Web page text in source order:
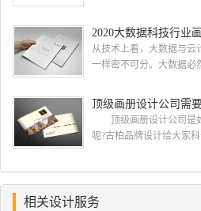
循哪些原则? 简洁画
设计公司 一、看公司
询企业注册资本与经营
2020大数据科技行业
从技术上看，大数据与云
一样密不可分。大数据必
数据挖掘。但它必须依托
库和云存储、虚拟化技术
科技行业画册设计项目
顶级画册设计公司需
顶级画册设计公司是
呢?古柏品牌设计给大家
开始之前了解你的目的
首先要问客户为什么认为
相关设计服务